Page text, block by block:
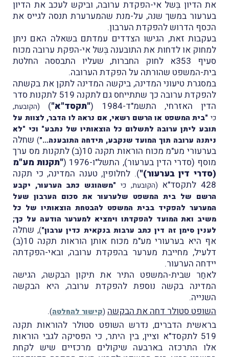
את הדיון בְּשל אי-הפקדת ערובה, וביקש לעכב את הדיון
בערעור במשך שנה, על-מנת שהמערערת תנסה לגייס את
הכסף הדרוש להפקדת הערבון.
בעקבות זאת, הגישו הצדדים עמדתם בשאלה האם ניתן
למחוק או לדחות את התובענה בְּשל אי-הפקת ערובה מכוח
סעיף 353א לחוק החברות, שעליו התבססה החלטת
בית-המשפט שהורתה על הפקדת הערובה.
במסגרת טיעוני המדינה, ביקשה המדינה לתקן את בקשתה
להפקדת ערובה כך שתתייחס גם לתקנה 519 לתקנות סדר
הדין האזרחי, התשמ"ד-1984 (
"תקסד"א")
(הקובעת,
כי "בית המשפט או הרשם רשאי, אם נראה לו הדבר, לצוות על
תובע ליתן ערובה לתשלום כל הוצאותיו של נתבע" וכי "לא
ניתנה ערובה תוך המועד שנקבע, תידחה התובענה...") שחלה
בערעורי מע"מ מכוח הוראות תקנה 10(ב) לתקנות מס ערך
מוסף (סדרי הדין בערעור), התשל"ו-1976 (
"תקנות מע"מ
(סדרי דין בערעור)"). לחלופין, טענה המדינה, כי תקנה
428 לתקסד"א
(הקובעת, כי "משהוגש כתב הערעור, יקבע
הרשם של בית המשפט שלערעור את סכום הערבון שעל
המערער להפקיד בבית המשפט להבטחת הוצאותיו של כל
משיב ואת המועד להפקדתו וימציא למערער הודעה על כך;
לענין סימן זה דין כתב ערבות בנקאית כדין ערבון"), שחלה
אף היא בערעורי מע"מ מכוח אותן הוראות תקנה 10(ב)
דלעיל, מחייבת מערער בהפקדת ערובה, ובאי-הפקדתה
יידחה הערעור.
לאחַר שבית-המשפט התיר את תיקון הבקשה, הגישה
המדינה בקשה נוספת להפקדת ערובה, היא הבקשה
השנייה.
השופט סטולר דחה את הבקשה (קישור להחלטה)
.
בראשית הדברים, נדרש השופט סטולר להוראות תקנה
519 לתקסד"א וציין, בין היתר, כי
הפּסיקה לגבי הוראות
אלו התרכזה בארבעה שיקולים מרכזיים שיש לקחת